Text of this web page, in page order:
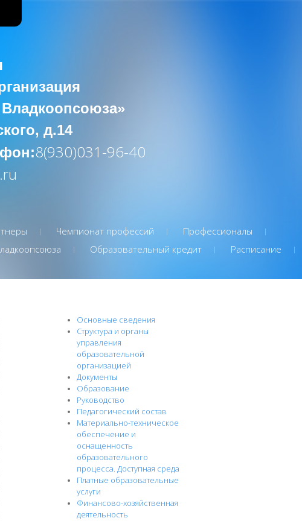
д.14
8(930)031-96-40
Чемпионат профессий
Профессионалы
Образовательный кредит
Расписание
Основные сведения
Структура и органы
управления
образовательной
организацией
Документы
Образование
Руководство
Педагогический состав
Материально-техническое
обеспечение и
оснащенность
образовательного
процесса. Доступная среда
Платные образовательные
услуги
Финансово-хозяйственная
деятельность